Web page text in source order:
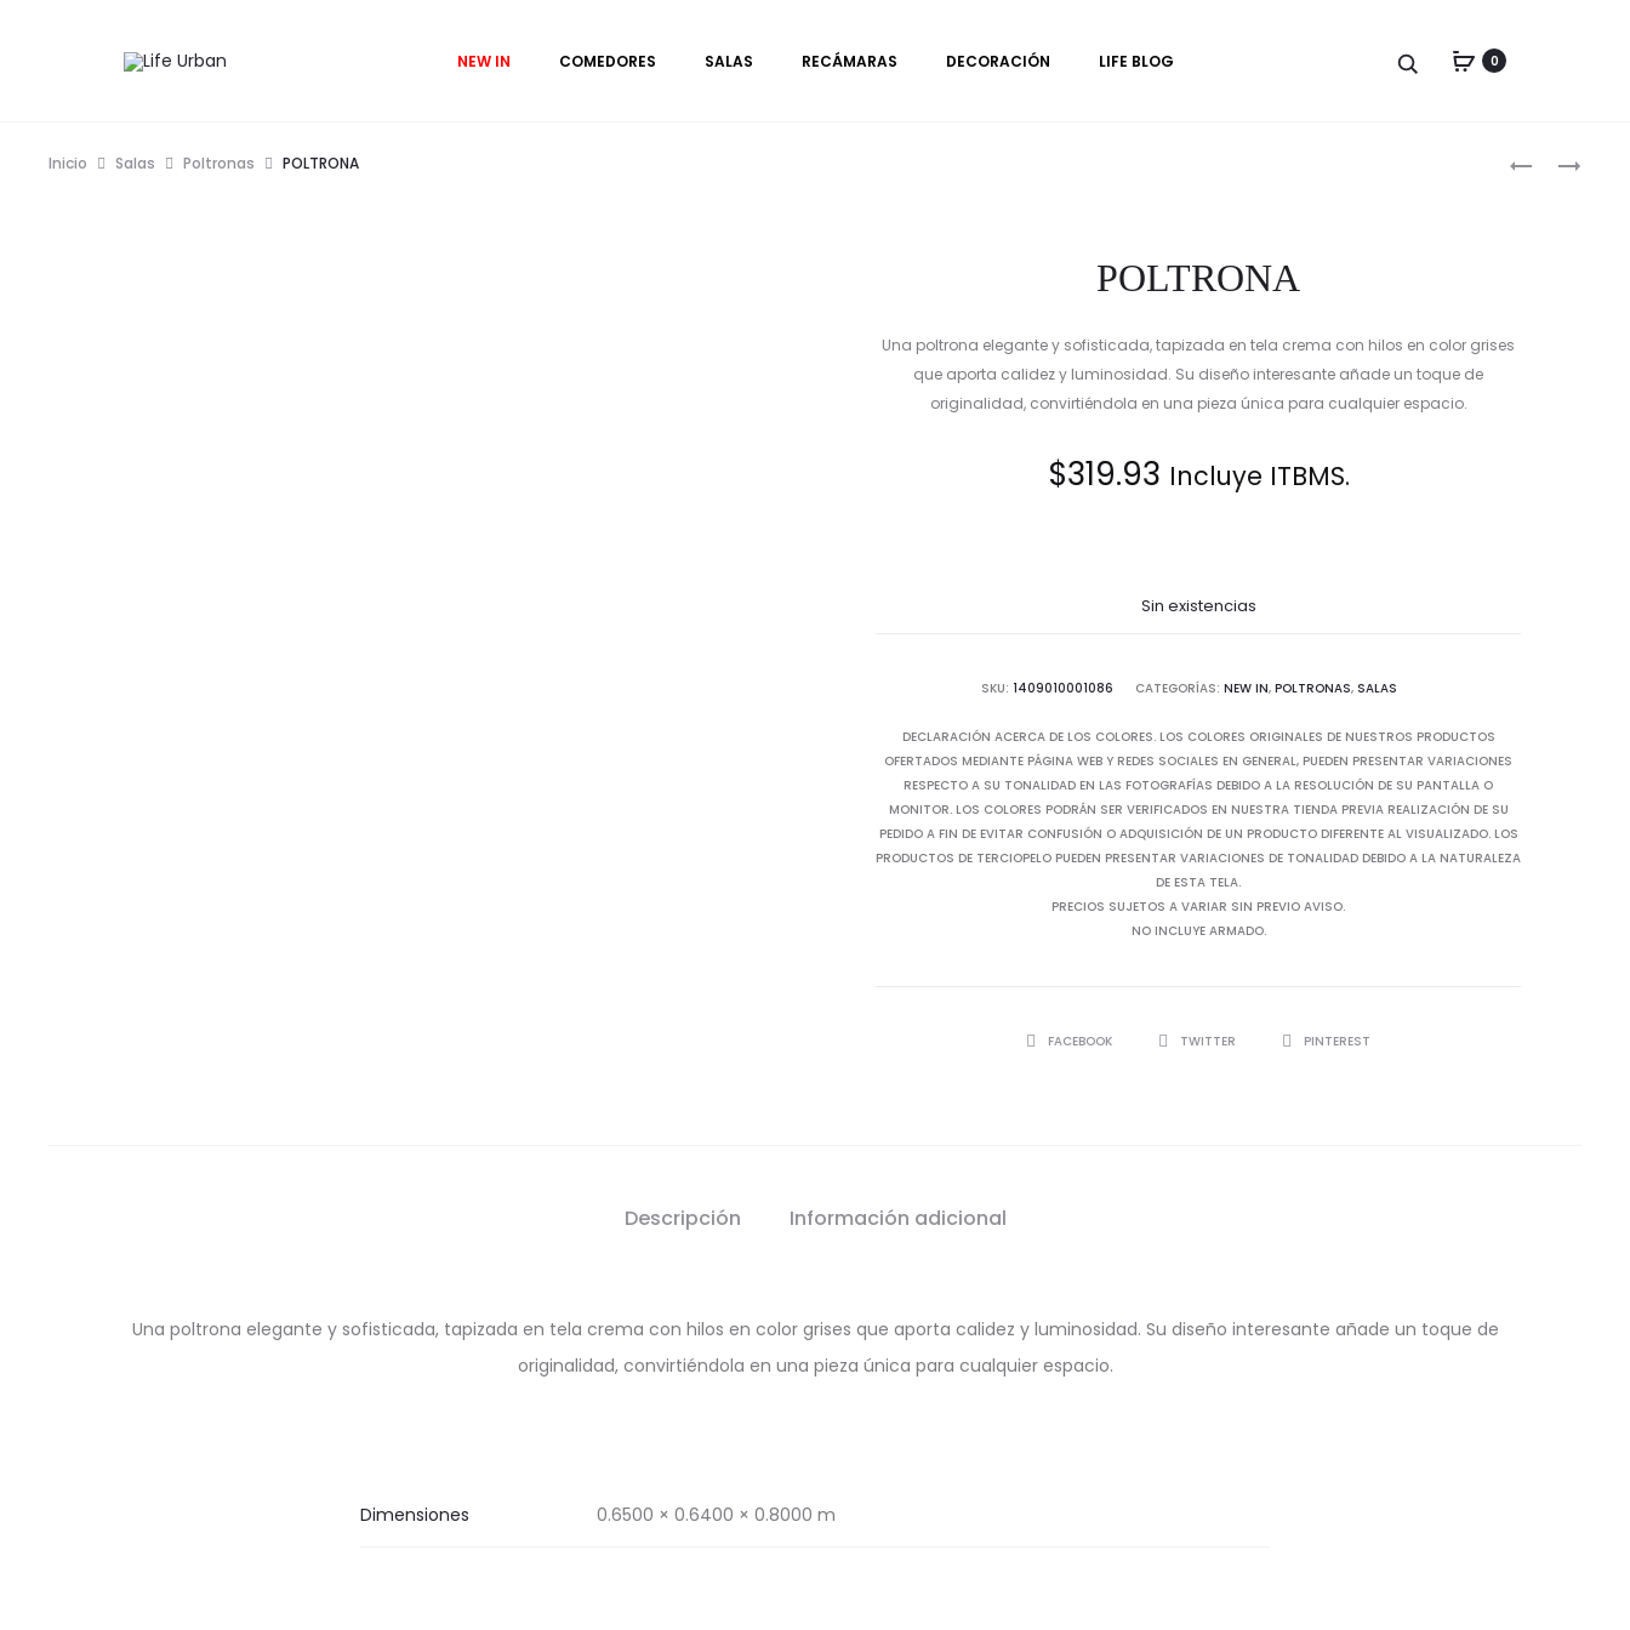
NEW IN COMEDORES SALAS RECÁMARAS DECORACIÓN LIFE BLOG 0
POLTRONA
POLTRONA
Inicio Salas Poltronas POLTRONA
POLTRONA
Una poltrona elegante y sofisticada, tapizada en tela crema con hilos en color grises
que aporta calidez y luminosidad. Su diseño interesante añade un toque de
originalidad, convirtiéndola en una pieza única para cualquier espacio.
$319.93 Incluye ITBMS.
Sin existencias
SKU: 1409010001086 CATEGORÍAS: NEW IN, POLTRONAS, SALAS
DECLARACIÓN ACERCA DE LOS COLORES. LOS COLORES ORIGINALES DE NUESTROS PRODUCTOS
OFERTADOS MEDIANTE PÁGINA WEB Y REDES SOCIALES EN GENERAL, PUEDEN PRESENTAR VARIACIONES
RESPECTO A SU TONALIDAD EN LAS FOTOGRAFÍAS DEBIDO A LA RESOLUCIÓN DE SU PANTALLA O
MONITOR. LOS COLORES PODRÁN SER VERIFICADOS EN NUESTRA TIENDA PREVIA REALIZACIÓN DE SU
PEDIDO A FIN DE EVITAR CONFUSIÓN O ADQUISICIÓN DE UN PRODUCTO DIFERENTE AL VISUALIZADO. LOS
PRODUCTOS DE TERCIOPELO PUEDEN PRESENTAR VARIACIONES DE TONALIDAD DEBIDO A LA NATURALEZA
DE ESTA TELA.
PRECIOS SUJETOS A VARIAR SIN PREVIO AVISO.
NO INCLUYE ARMADO.
SHAREFACEBOOK TWITTER PINTEREST
Descripción Información adicional
Una poltrona elegante y sofisticada, tapizada en tela crema con hilos en color grises que aporta calidez y luminosidad. Su diseño interesante añade un toque de
originalidad, convirtiéndola en una pieza única para cualquier espacio.
Dimensiones 0.6500 × 0.6400 × 0.8000 m